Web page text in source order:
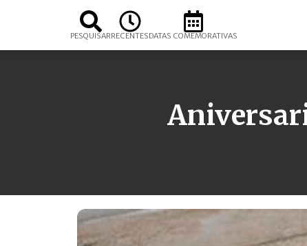
PESQUISARRECENTESDATAS COMEMORATIVAS